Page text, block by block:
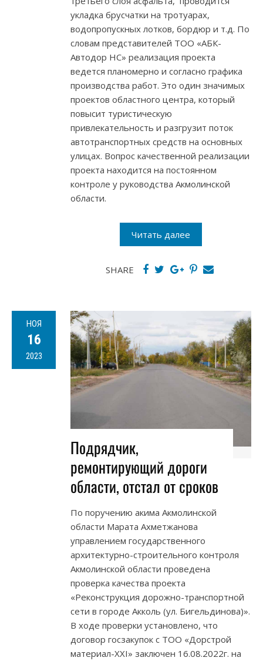
укладка брусчатки на тротуарах,
водопропускных лотков, бордюр и т.д. По
словам представителей ТОО «АБК-
Автодор НС» реализация проекта
ведется планомерно и согласно графика
производства работ. Это один значимых
проектов областного центра, который
повысит туристическую
привлекательность и разгрузит поток
автотранспортных средств на основных
улицах. Вопрос качественной реализации
проекта находится на постоянном
контроле у руководства Акмолинской
области.
Читать далее
SHARE
НОЯ
16
2023
Подрядчик,
ремонтирующий дороги
области, отстал от сроков
По поручению акима Акмолинской
области Марата Ахметжанова
управлением государственного
архитектурно-строительного контроля
Акмолинской области проведена
проверка качества проекта
«Реконструкция дорожно-транспортной
сети в городе Акколь (ул. Бигельдинова)».
В ходе проверки установлено, что
договор госзакупок с ТОО «Дорстрой
материал-ХХІ» заключен 16.08.2022г. на